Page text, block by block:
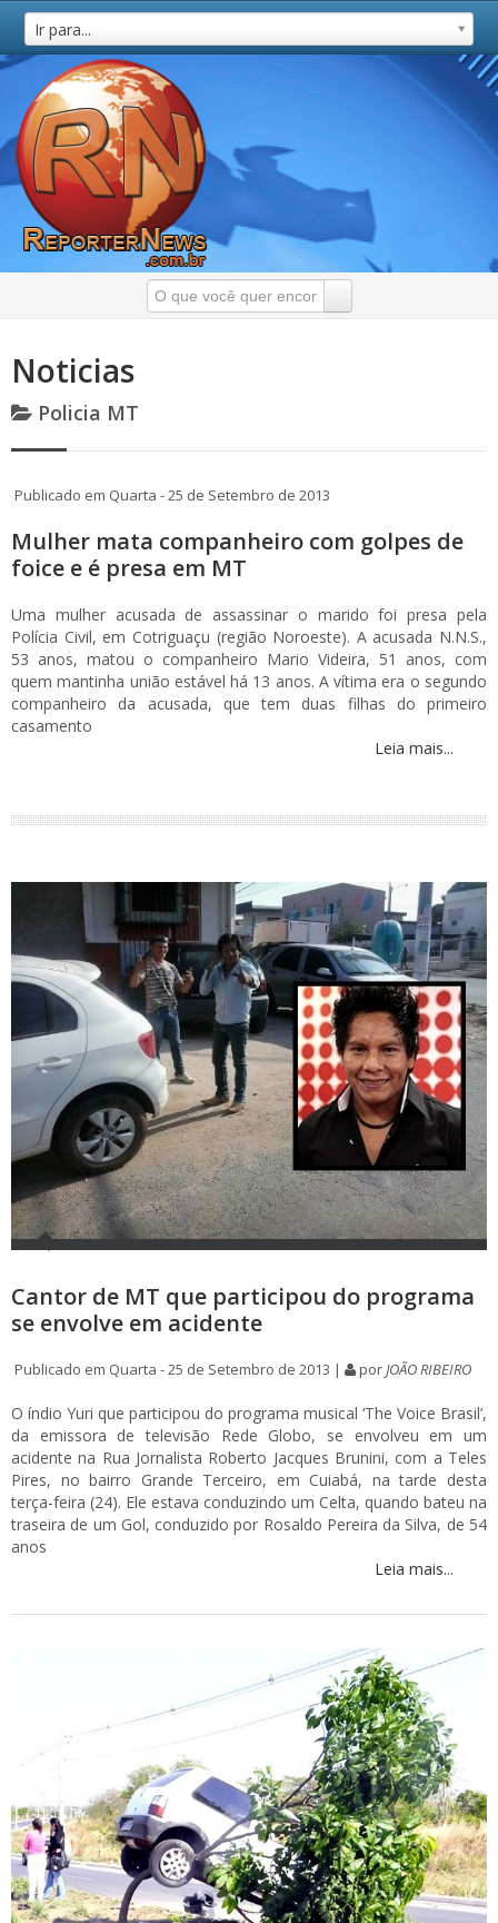
Ir para...
Noticias
Policia MT
Publicado em Quarta - 25 de Setembro de 2013
Mulher mata companheiro com golpes de
foice e é presa em MT
Uma mulher acusada de assassinar o marido foi presa pela
Polícia Civil, em Cotriguaçu (região Noroeste). A acusada N.N.S.,
53 anos, matou o companheiro Mario Videira, 51 anos, com
quem mantinha união estável há 13 anos. A vítima era o segundo
companheiro da acusada, que tem duas filhas do primeiro
casamento
Leia mais...
Cantor de MT que participou do programa
se envolve em acidente
Publicado em Quarta - 25 de Setembro de 2013 | porJOÃO RIBEIRO
O índio Yuri que participou do programa musical ‘The Voice Brasil’,
da emissora de televisão Rede Globo, se envolveu em um
acidente na Rua Jornalista Roberto Jacques Brunini, com a Teles
Pires, no bairro Grande Terceiro, em Cuiabá, na tarde desta
terça-feira (24). Ele estava conduzindo um Celta, quando bateu na
traseira de um Gol, conduzido por Rosaldo Pereira da Silva, de 54
anos
Leia mais...